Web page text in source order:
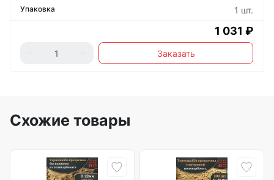
1 шт.
1 031 ₽
Заказать
Схожие товары